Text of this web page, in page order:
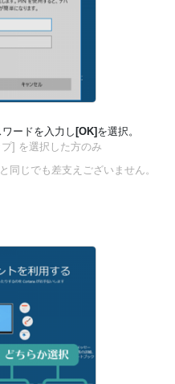
ードを入力し [OK] を選択。
] を選択した方のみ
同じでも差支えございません。